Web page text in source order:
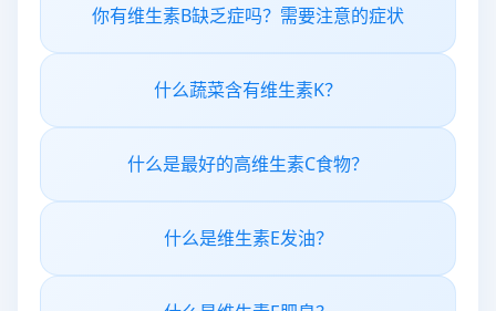
你有维生素B缺乏症吗？需要注意的症状
什么蔬菜含有维生素K？
什么是最好的高维生素C食物？
什么是维生素E发油？